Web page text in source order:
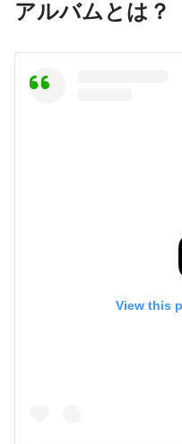
アルバムとは？
View this